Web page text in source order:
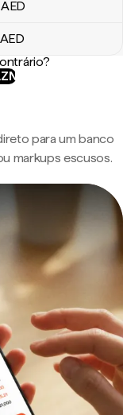
AED
AED
para um banco
markups escusos.